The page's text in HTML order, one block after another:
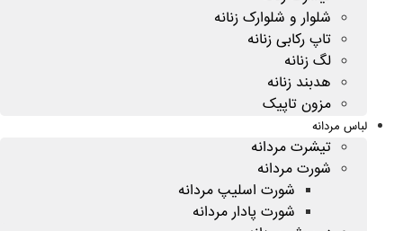
شلوار و شلوارک زنانه
تاپ رکابی زنانه
لگ زنانه
هدبند زنانه
مزون تاپیک
لباس مردانه
تیشرت مردانه
شورت مردانه
شورت اسلیپ مردانه
شورت پادار مردانه